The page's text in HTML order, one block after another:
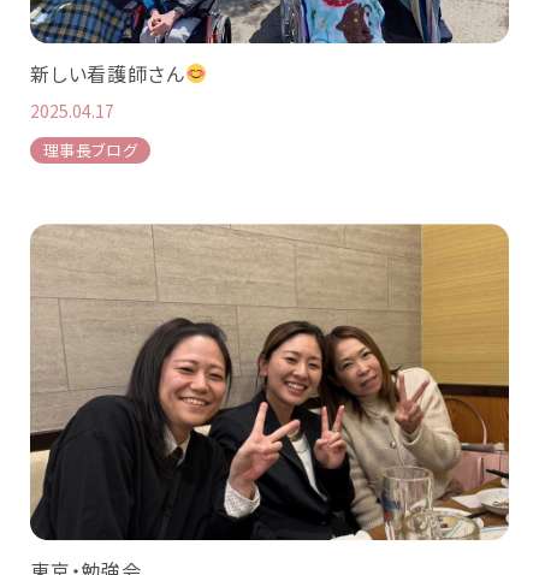
新しい看護師さん
2025.04.17
理事長ブログ